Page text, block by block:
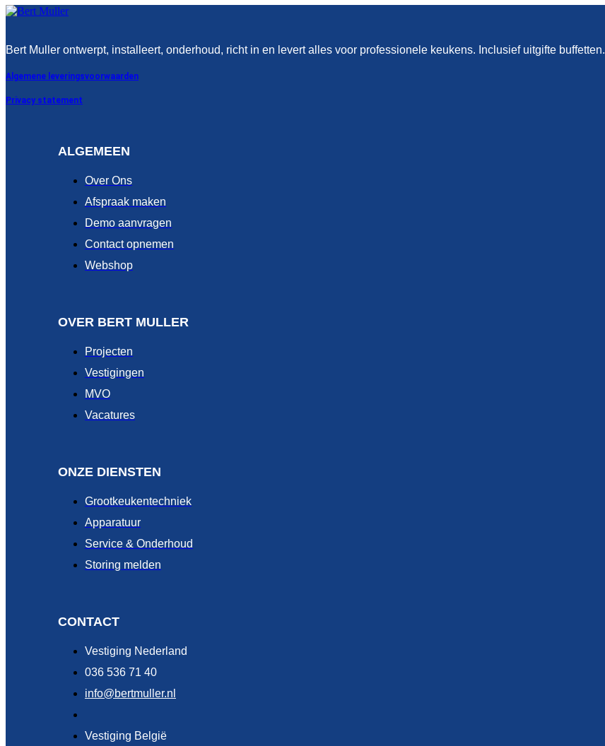
Bert Muller ontwerpt, installeert, onderhoud, richt in en levert alles voor professionele keukens. Inclusief uitgifte buffetten.
Algemene leveringsvoorwaarden
Privacy statement
ALGEMEEN
Over Ons
Afspraak maken
Demo aanvragen
Contact opnemen
Webshop
OVER BERT MULLER
Projecten
Vestigingen
MVO
Vacatures
ONZE DIENSTEN
Grootkeukentechniek
Apparatuur
Service & Onderhoud
Storing melden
CONTACT
Vestiging Nederland
036 536 71 40
info@bertmuller.nl
Vestiging België